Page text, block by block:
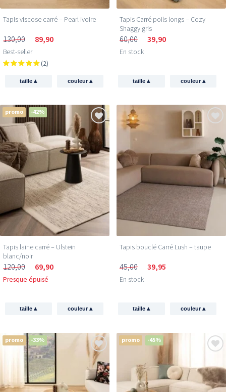
Tapis viscose carré – Pearl ivoire
130,00 89,90
Best-seller
(2)
taille▴ couleur▴
Tapis Carré poils longs – Cozy
Shaggy gris
60,00 39,90
En stock
taille▴ couleur▴
promo -42%
Tapis laine carré – Ulstein
blanc/noir
120,00 69,90
Presque épuisé
taille▴ couleur▴
Tapis bouclé Carré Lush – taupe
45,00 39,95
En stock
taille▴ couleur▴
promo -33% promo -45%